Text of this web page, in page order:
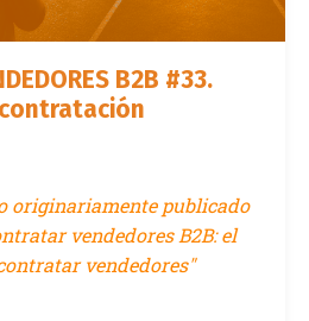
B2B #33.
originariamente publicado
vendedores B2B: el
vendedores"